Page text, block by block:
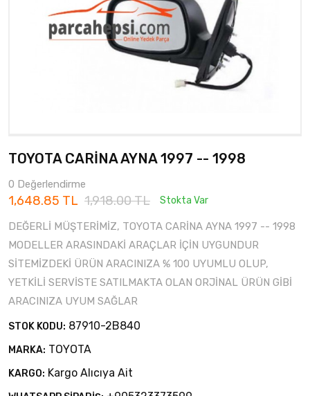
TOYOTA CARİNA AYNA 1997 -- 1998
0 Değerlendirme
1,648.85 TL 1,918.00 TL Stokta Var
DEĞERLİ MÜŞTERİMİZ, TOYOTA CARİNA AYNA 1997 -- 1998
MODELLER ARASINDAKİ ARAÇLAR İÇİN UYGUNDUR
SİTEMİZDEKİ ÜRÜN ARACINIZA % 100 UYUMLU OLUP,
YETKİLİ SERVİSTE SATILMAKTA OLAN ORJİNAL ÜRÜN GİBİ
ARACINIZA UYUM SAĞLAR
STOK KODU: 87910-2B840
MARKA: TOYOTA
KARGO: Kargo Alıcıya Ait